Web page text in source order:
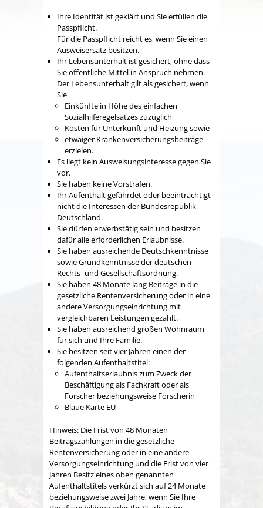
Ihre Identität ist geklärt und Sie erfüllen die
Passpflicht.
Für die Passpflicht reicht es, wenn Sie einen
Ausweisersatz besitzen.
Ihr Lebensunterhalt ist gesichert, ohne dass
Sie öffentliche Mittel in Anspruch nehmen.
Der Lebensunterhalt gilt als gesichert, wenn
Sie
Einkünfte in Höhe des einfachen
Sozialhilferegelsatzes zuzüglich
Kosten für Unterkunft und Heizung sowie
etwaiger Krankenversicherungsbeiträge
erzielen.
Es liegt kein Ausweisungsinteresse gegen Sie
vor.
Sie haben keine Vorstrafen.
Ihr Aufenthalt gefährdet oder beeinträchtigt
nicht die Interessen der Bundesrepublik
Deutschland.
Sie dürfen erwerbstätig sein und besitzen
dafür alle erforderlichen Erlaubnisse.
Sie haben ausreichende Deutschkenntnisse
sowie Grundkenntnisse der deutschen
Rechts- und Gesellschaftsordnung.
Sie haben 48 Monate lang Beiträge in die
gesetzliche Rentenversicherung oder in eine
andere Versorgungseinrichtung mit
vergleichbaren Leistungen gezahlt.
Sie haben ausreichend großen Wohnraum
für sich und Ihre Familie.
Sie besitzen seit vier Jahren einen der
folgenden Aufenthaltstitel:
Aufenthaltserlaubnis zum Zweck der
Beschäftigung als Fachkraft oder als
Forscher beziehungsweise Forscherin
Blaue Karte EU
Hinweis: Die Frist von 48 Monaten
Beitragszahlungen in die gesetzliche
Rentenversicherung oder in eine andere
Versorgungseinrichtung und die Frist von vier
Jahren Besitz eines oben genannten
Aufenthaltstitels verkürzt sich auf 24 Monate
beziehungsweise zwei Jahre, wenn Sie Ihre